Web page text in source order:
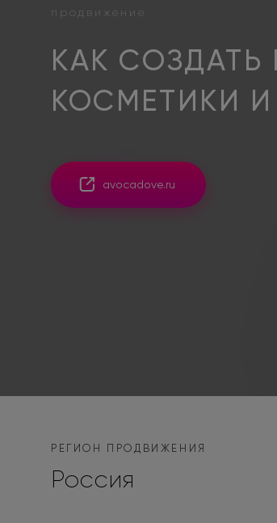
продвижение
КАК СОЗДАТЬ
КОСМЕТИКИ
avocadove.ru
РЕГИОН ПРОДВИЖЕНИЯ
Россия